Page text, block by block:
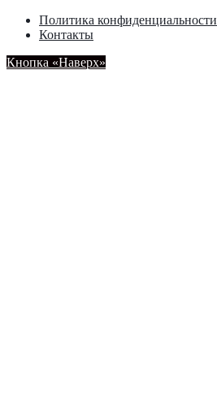
Политика конфиденциальности
Контакты
Кнопка «Наверх»